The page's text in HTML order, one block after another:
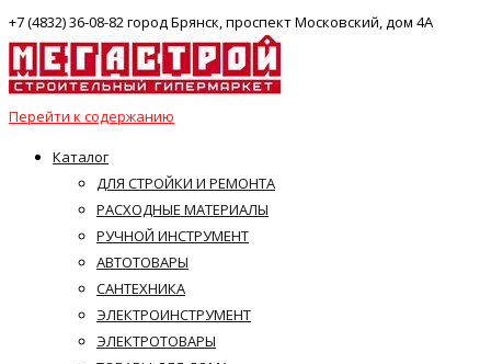
+7 (4832) 36-08-82 город Брянск, проспект Московский, дом 4А
Перейти к содержанию
Каталог
ДЛЯ СТРОЙКИ И РЕМОНТА
РАСХОДНЫЕ МАТЕРИАЛЫ
РУЧНОЙ ИНСТРУМЕНТ
АВТОТОВАРЫ
САНТЕХНИКА
ЭЛЕКТРОИНСТРУМЕНТ
ЭЛЕКТРОТОВАРЫ